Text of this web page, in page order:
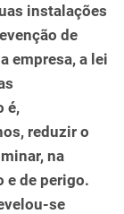
instalações
de
empresa, a lei
é,
reduzir o
na
e de perigo.
se